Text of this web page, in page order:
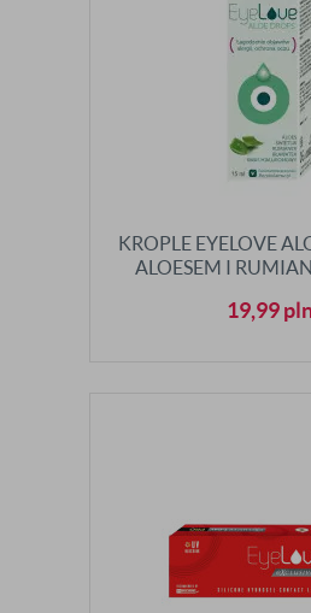
KROPLE EYELOVE
ALOESEM I
19,99